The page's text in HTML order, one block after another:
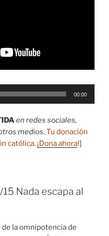
00:00
en redes sociales,
medios.Tu donación
católica. ¡Dona ahora!]
Nada escapa al
de la omnipotencia de